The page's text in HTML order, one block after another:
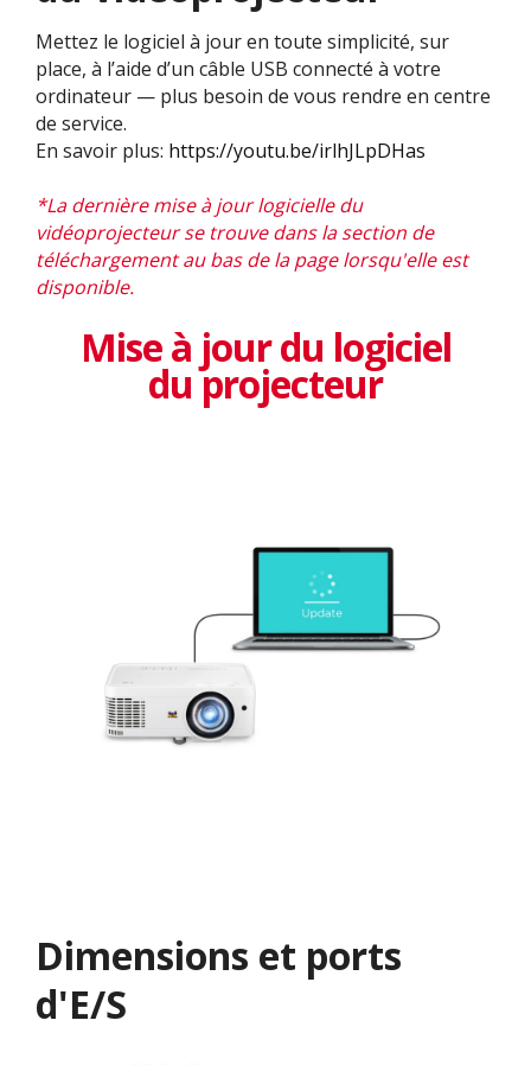
Mettez le logiciel à jour en toute simplicité, sur
place, à l’aide d’un câble USB connecté à votre
ordinateur — plus besoin de vous rendre en centre
de service. ​
En savoir plus: https://youtu.be/irlhJLpDHas
*La dernière mise à jour logicielle du
vidéoprojecteur se trouve dans la section de
téléchargement au bas de la page lorsqu'elle est
disponible.
Mise à jour du logiciel
du projecteur
Dimensions et ports
d'E/S